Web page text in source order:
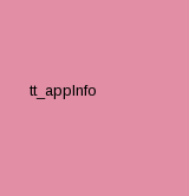
tt_appInfo